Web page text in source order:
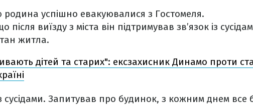
успішно евакуювалися з Гостомеля.
після виїзду з міста він підтримував зв’язок із
житла.
дітей та старих": ексзахисник Динамо проти
сусідами. Запитував про будинок, з кожним днем ​​все